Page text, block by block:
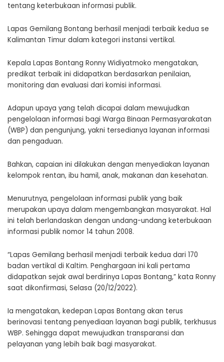
tentang keterbukaan informasi publik.
Lapas Gemilang Bontang berhasil menjadi terbaik kedua se
Kalimantan Timur dalam kategori instansi vertikal.
Kepala Lapas Bontang Ronny Widiyatmoko mengatakan,
predikat terbaik ini didapatkan berdasarkan penilaian,
monitoring dan evaluasi dari komisi informasi.
Adapun upaya yang telah dicapai dalam mewujudkan
pengelolaan informasi bagi Warga Binaan Permasyarakatan
(WBP) dan pengunjung, yakni tersedianya layanan informasi
dan pengaduan.
Bahkan, capaian ini dilakukan dengan menyediakan layanan
kelompok rentan, ibu hamil, anak, makanan dan kesehatan.
Menurutnya, pengelolaan informasi publik yang baik
merupakan upaya dalam mengembangkan masyarakat. Hal
ini telah berlandaskan dengan undang-undang keterbukaan
informasi publik nomor 14 tahun 2008.
“Lapas Gemilang berhasil menjadi terbaik kedua dari 170
badan vertikal di Kaltim. Penghargaan ini kali pertama
didapatkan sejak awal berdirinya Lapas Bontang,” kata Ronny
saat dikonfirmasi, Selasa (20/12/2022).
Ia mengatakan, kedepan Lapas Bontang akan terus
berinovasi tentang penyediaan layanan bagi publik, terkhusus
WBP. Sehingga dapat mewujudkan transparansi dan
pelayanan yang lebih baik bagi masyarakat.